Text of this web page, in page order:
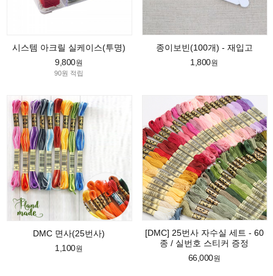
시스템 아크릴 실케이스(투명)
9,800원
90원 적립
종이보빈(100개) - 재입고
1,800원
DMC 면사(25번사)
1,100원
[DMC] 25번사 자수실 세트 - 60
종 / 실번호 스티커 증정
66,000원